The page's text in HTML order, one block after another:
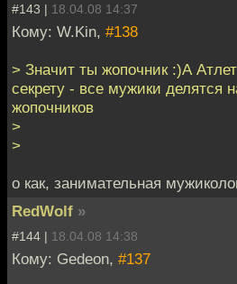
#143 | 18.04.08 14:37
Кому: W.Kin, #138
> Значит ты жопочник :)А
секрету - все мужики делятся
жопочников
>
>
о как, занимательная
RedWolf »
#144 | 18.04.08 14:38
Кому: Gedeon, #137